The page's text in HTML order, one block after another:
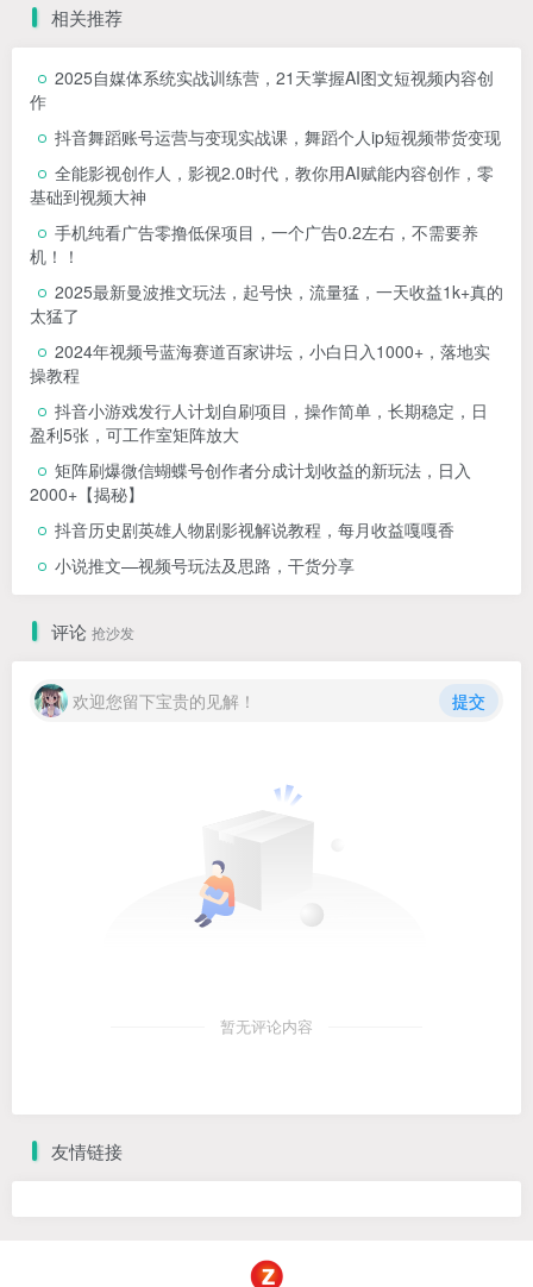
相关推荐
2025自媒体系统实战训练营，21天掌握AI图文短视频内容创
作
抖音舞蹈账号运营与变现实战课，舞蹈个人ip短视频带货变现
全能影视创作人，影视2.0时代，教你用AI赋能内容创作，​零
基础到视频大神
手机纯看广告零撸低保项目，一个广告0.2左右，不需要养
机！！
2025最新曼波推文玩法，起号快，流量猛，一天收益1k+真的
太猛了
2024年视频号蓝海赛道百家讲坛，小白日入1000+，落地实
操教程
抖音小游戏发行人计划自刷项目，操作简单，长期稳定，日
盈利5张，可工作室矩阵放大
矩阵刷爆微信蝴蝶号创作者分成计划收益的新玩法，日入
2000+【揭秘】
抖音历史剧英雄人物剧影视解说教程，每月收益嘎嘎香
小说推文—视频号玩法及思路，干货分享
评论 抢沙发
欢迎您留下宝贵的见解！ 提交
暂无评论内容
友情链接